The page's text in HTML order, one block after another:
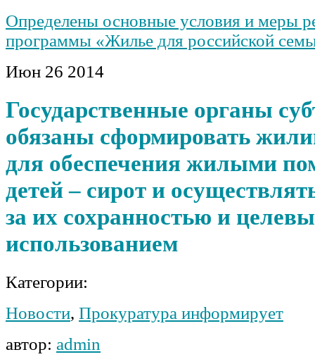
Определены основные условия и меры
программы «Жилье для российской
Июн 26 2014
Государственные органы
обязаны сформировать
для обеспечения жилыми
детей – сирот и
за их сохранностью и
использованием
Категории:
Новости, Прокуратура информирует
автор: admin